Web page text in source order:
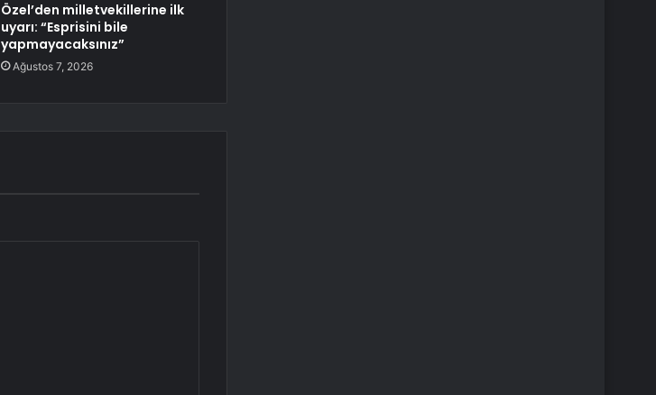
Özel’den milletvekillerine ilk
uyarı: “Esprisini bile
yapmayacaksınız”
Ağustos 7, 2026